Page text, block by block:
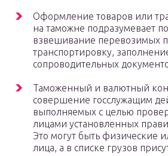
Оформление товаров или
на таможне подразумевает
взвешивание перевозимых
транспортировку,
сопроводительных
Таможенный и валютный
совершение госслужащим
выполняемых с целью
лицами установленных
Это могут быть физические
лица, а в списке грузов